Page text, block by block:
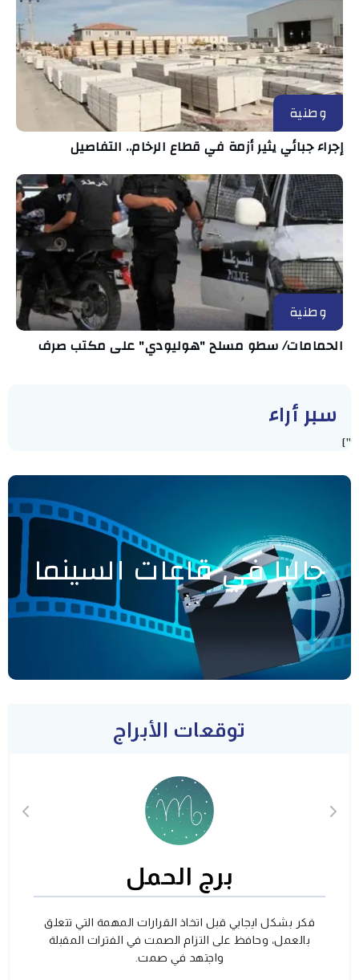
وطنية
إجراء جبائي يثير أزمة في قطاع الرخام.. التفاصيل
وطنية
الحمامات/ سطو مسلح "هوليودي" على مكتب صرف
سبر أراء
"]
حاليا في قاعات السينما
توقعات الأبراج
برج الحمل
فكر بشكل ايجابي قبل اتخاذ القرارات المهمة التي تتعلق
بالعمل، وحافظ على التزام الصمت في الفترات المقبلة
واجتهد في صمت.